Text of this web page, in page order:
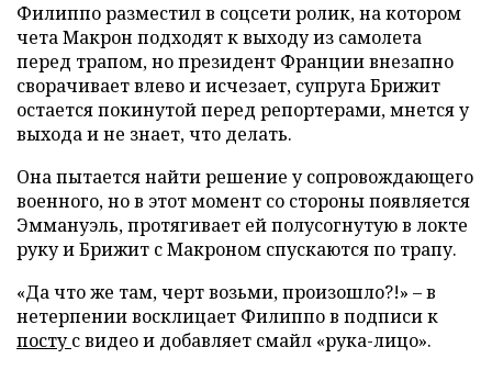
Филиппо разместил в соцсети ролик, на котором
чета Макрон подходят к выходу из самолета
перед трапом, но президент Франции внезапно
сворачивает влево и исчезает, супруга Брижит
остается покинутой перед репортерами, мнется у
выхода и не знает, что делать.
Она пытается найти решение у сопровождающего
военного, но в этот момент со стороны появляется
Эммануэль, протягивает ей полусогнутую в локте
руку и Брижит с Макроном спускаются по трапу.
«Да что же там, черт возьми, произошло?!» – в
нетерпении восклицает Филиппо в подписи к
постус видео и добавляет смайл «рука-лицо».